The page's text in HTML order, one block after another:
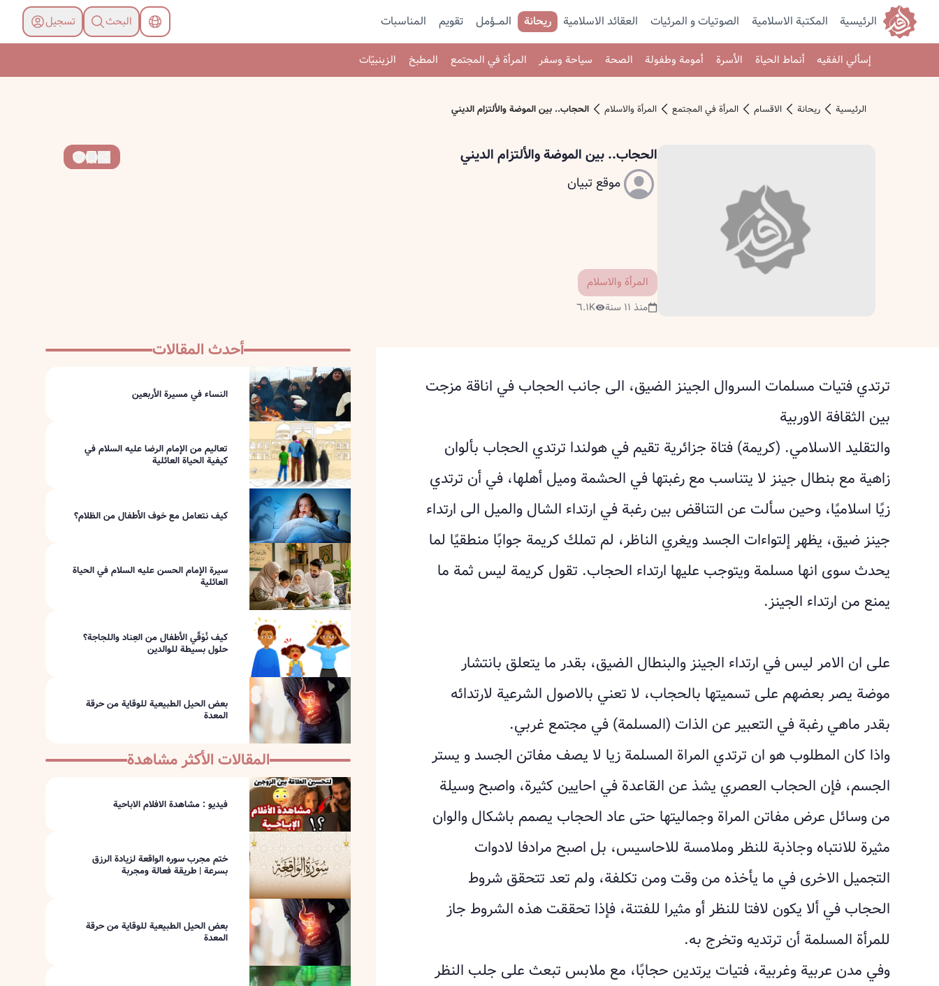
الرئيسية المكتبة الاسلامية الصوتیات و المرئیات العقائد الاسلامية ريحانة المـــؤمل تقویم المناسبات البحث تسجیل
إسألي الفقيه أنماط الحياة الأسرة أمومة وطفولة الصحة سياحة وسفر المرأة في المجتمع المطبخ الزينبيّات
الرئیسیة ريحانة الاقسام المرأة في المجتمع المرأة والاسلام الحجاب.. بين الموضة والألتزام الديني
الحجاب.. بين الموضة والألتزام الديني
موقع تبيان
المرأة والاسلام
منذ ١١ سنة ٦.١K
ترتدي فتيات مسلمات السروال الجينز الضيق، الى جانب الحجاب في اناقة مزجت
بين ‏الثقافة الاوربية
والتقليد الاسلامي.‏ (كريمة) فتاة جزائرية تقيم في هولندا ترتدي الحجاب بألوان
زاهية مع بنطال جينز لا يتناسب مع رغبتها في الحشمة وميل أهلها، في أن ترتدي
زيًا اسلاميًا، وحين سألت عن التناقض بين رغبة في ارتداء الشال والميل الى ارتداء
جينز ضيق، يظهر إلتواءات الجسد ويغري الناظر، لم تملك كريمة جوابًا منطقيًا لما
يحدث سوى انها مسلمة ويتوجب عليها ارتداء الحجاب. تقول كريمة ليس ثمة ما
يمنع من ارتداء الجينز.
على ان الامر ليس في ارتداء الجينز والبنطال الضيق، بقدر ما يتعلق بانتشار
موضة يصر بعضهم على تسميتها بالحجاب، لا تعني بالاصول الشرعية لارتدائه
بقدر ماهي رغبة في التعبير عن الذات (المسلمة) في مجتمع غربي.
واذا كان المطلوب هو ان ترتدي المراة المسلمة زيا لا يصف مفاتن الجسد و يستر
الجسم، فإن الحجاب العصري يشذ عن القاعدة في احايين كثيرة، واصبح وسيلة
من وسائل عرض مفاتن المراة وجماليتها حتى عاد الحجاب يصمم باشكال والوان
مثيرة للانتباه وجاذبة للنظر وملامسة للاحاسيس، بل اصبح مرادفا لادوات
التجميل الاخرى في ما يأخذه من وقت ومن تكلفة، ولم تعد تتحقق شروط
الحجاب في ألا يكون لافتا للنظر أو مثيرا للفتنة، فإذا تحققت هذه الشروط جاز
للمرأة المسلمة أن ترتديه وتخرج به.
وفي مدن عربية وغربية، فتيات يرتدين حجابًا، مع ملابس تبعث على جلب النظر
أحدث المقالات
النساء في مسيرة الأربعين
تعاليم من الإمام الرضا عليه السلام في
كيفية الحياة العائلية
كيف نتعامل مع خوف الأطفال من الظلام؟
سيرة الإمام الحسن عليه السلام في الحياة
العائلية
كيف نُوَقّي الأطفال من العِناد واللجاجة؟
حلول بسيطة للوالدين
بعض الحيل الطبيعية للوقاية من حرقة
المعدة
المقالات الأكثر مشاهدة
فيديو : مشاهدة الافلام الاباحية
ختم مجرب سوره الواقعة لزيادة الرزق
بسرعة | طريقة فعالة ومجربة
بعض الحيل الطبيعية للوقاية من حرقة
المعدة